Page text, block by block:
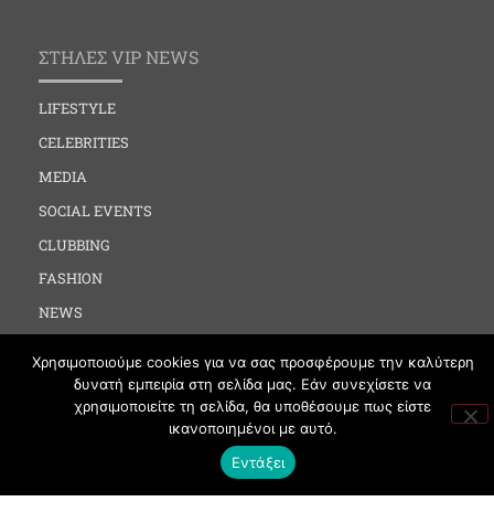
ΣΤΗΛΕΣ VIP NEWS
LIFESTYLE
CELEBRITIES
MEDIA
SOCIAL EVENTS
CLUBBING
FASHION
NEWS
ΧΡΗΣΙΜΑ
Χρησιμοποιούμε cookies για να σας προσφέρουμε την καλύτερη
δυνατή εμπειρία στη σελίδα μας. Εάν συνεχίσετε να
χρησιμοποιείτε τη σελίδα, θα υποθέσουμε πως είστε
ικανοποιημένοι με αυτό.
Εντάξει